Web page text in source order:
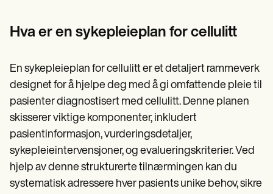
Demos
Training Hub
Become a Partner
Pricing
Why Carepatron?
Get started
Hva er en sykepleieplan for cellulitt
En sykepleieplan for cellulitt er et detaljert rammeverk
designet for å hjelpe deg med å gi omfattende pleie til
pasienter diagnostisert med cellulitt. Denne planen
skisserer viktige komponenter, inkludert
pasientinformasjon, vurderingsdetaljer,
sykepleieintervensjoner, og evalueringskriterier. Ved
hjelp av denne strukturerte tilnærmingen kan du
systematisk adressere hver pasients unike behov, sikre